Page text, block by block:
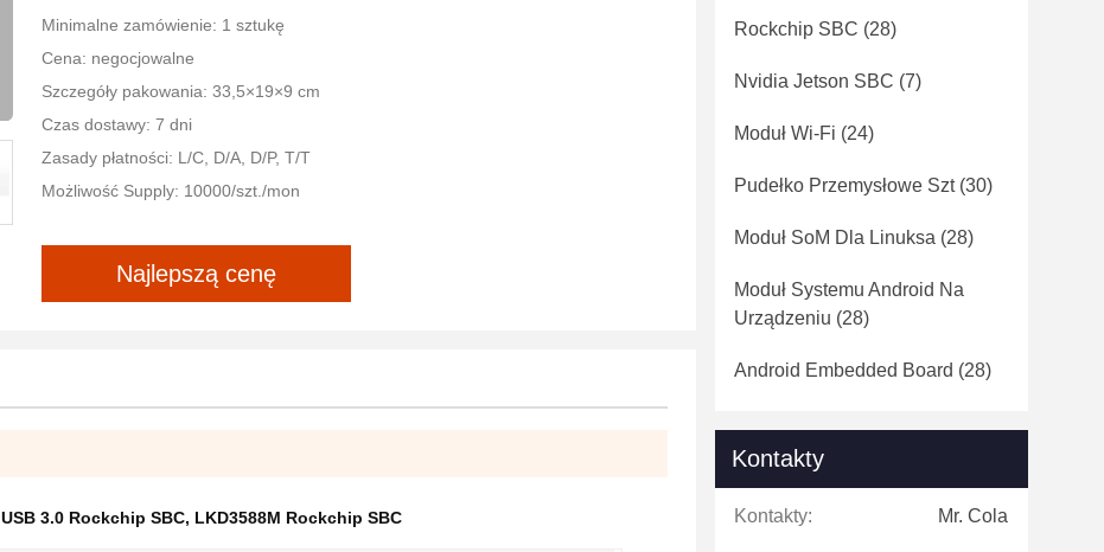
Minimalne zamówienie: 1 sztukę
Cena: negocjowalne
Szczegóły pakowania: 33,5×19×9 cm
Czas dostawy: 7 dni
Zasady płatności: L/C, D/A, D/P, T/T
Możliwość Supply: 10000/szt./mon
Najlepszą cenę
USB 3.0 Rockchip SBC, LKD3588M Rockchip SBC
Rockchip SBC (28)
Nvidia Jetson SBC (7)
Moduł Wi-Fi (24)
Pudełko Przemysłowe Szt(30)
Moduł SoM Dla Linuksa (28)
Moduł Systemu Android Na
Urządzeniu (28)
Android Embedded Board (28)
Kontakty
Kontakty: Mr. Cola